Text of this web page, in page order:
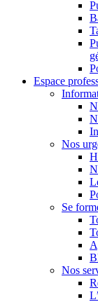
Espace
Nos
Se
Nos